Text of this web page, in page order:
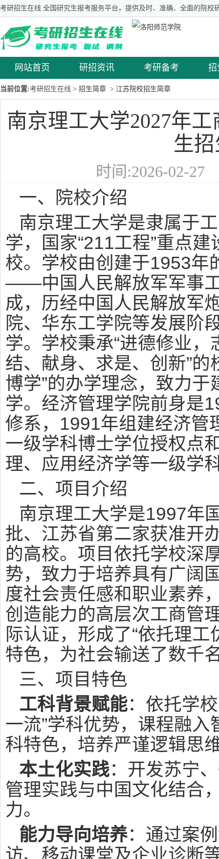
考研招生在线 全国研究生报考服务平台，提供及时、准确、全面的院校
网站首页 研招资讯 考研备考 招
当前位置:考研招生在线 > 招生简章 > 江苏院校招生简章
南京理工大学2027年
生
时间:2026-02-
一、院校介绍
南京理工大学是隶属于
学，国家“211工程”重点
校。学校由创建于1953年
——中国人民解放军军事
成，历经中国人民解放军
院、华东工学院等发展阶
学。学校秉承“进德修业，
结、献身、求是、创新”
博学”的办学理念，致力
学。经济管理学院前身是
修系，1991年组建经济管
一级学科博士学位授权点
理、应用经济学等一级学
二、项目介绍
南京理工大学是1997年
批、江苏省第二家获准开
的高校。项目依托学校深
势，致力于培养具有广阔
度社会责任感和职业素养
创造能力的高层次工商管
际认证，形成了“依托理
特色，为社会输送了数千
三、项目特色
工科背景赋能：依托学
一流”学科优势，课程融
科特色，培养严谨逻辑思
本土化实践：开发苏宁
管理实践与中国文化结合
力。
能力导向培养：通过案
访、移动课堂及企业诊断